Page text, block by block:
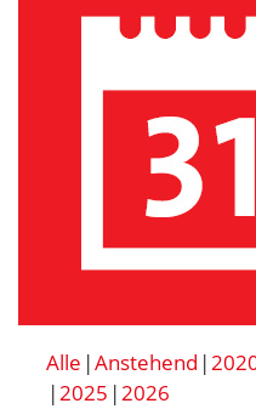
Alle Anstehend
2025 2026